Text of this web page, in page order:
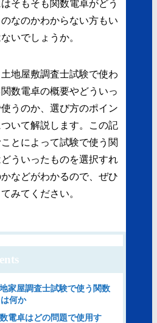
そもそも関数電卓がどう
なのかわからない方もい
いでしょうか。
地屋敷調査士試験で使わ
数電卓の概要やどういっ
うのか、選び方のポイン
ついて解説します。この記
とによって試験で使う関
ういったものを選択すれ
などがわかるので、ぜひ
みてください。
家屋調査士試験で使う関数
何か
電卓はどの問題で使用す